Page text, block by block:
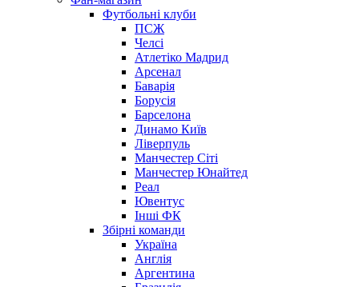
Футбольні клуби
ПСЖ
Челсі
Атлетіко Мадрид
Арсенал
Баварія
Борусія
Барселона
Динамо Київ
Ліверпуль
Манчестер Сіті
Манчестер Юнайтед
Реал
Ювентус
Інші ФК
Збірні команди
Україна
Англія
Аргентина